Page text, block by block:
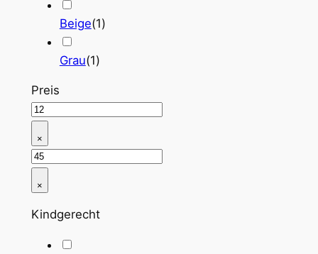
Beige(1)
Grau(1)
Preis
×
×
Kindgerecht